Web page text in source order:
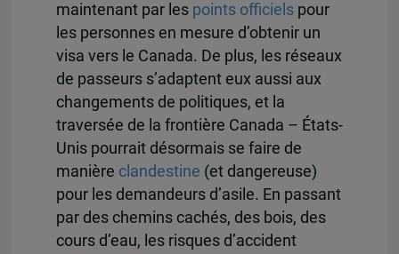
maintenant par les points officielspour
les personnes en mesure d’obtenir un
visa vers le Canada. De plus, les réseaux
de passeurs s’adaptent eux aussi aux
changements de politiques, et la
traversée de la frontière Canada – États-
Unis pourrait désormais se faire de
manière clandestine (et dangereuse)
pour les demandeurs d’asile. En passant
par des chemins cachés, des bois, des
cours d’eau, les risques d’accident